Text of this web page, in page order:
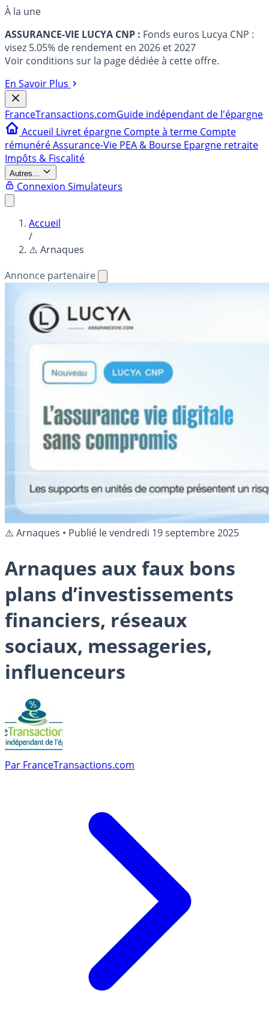
À la une
ASSURANCE-VIE LUCYA CNP : Fonds euros Lucya CNP :
visez 5.05% de rendement en 2026 et 2027
Voir conditions sur la page dédiée à cette offre.
En Savoir Plus
FranceTransactions.comGuide indépendant de l'épargne
Accueil Livret épargne Compte à terme Compte
rémunéréAssurance-Vie PEA & Bourse Epargne retraite
Impôts & Fiscalité
Autres...
Connexion Simulateurs
Accueil
/
⚠️ Arnaques
Annonce partenaire
⚠️ Arnaques • Publié levendredi 19 septembre 2025
Arnaques aux faux bons
plans d’investissements
financiers, réseaux
sociaux, messageries,
influenceurs
Par FranceTransactions.com